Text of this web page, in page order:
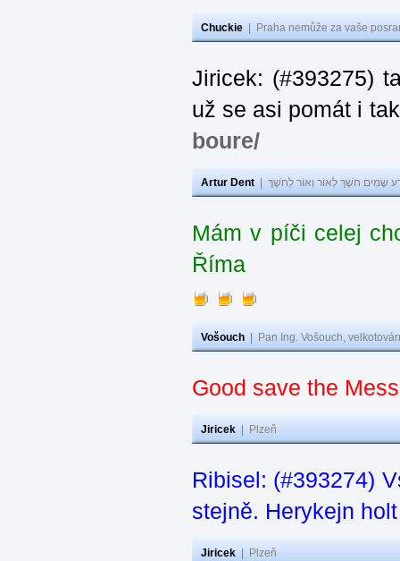
Chuckie Praha nemůže za vaše
Jiricek: (#393275)
už se asi pomát i
boure/
Artur Dent שָׂמִים חֹשֶׁךְ לְאוֹר וְאוֹר לְחֹשֶׁךְ
Mám v píči celej
Říma
Vošouch Pan Ing. Vošouch,
Good save the
Jiricek Plzeň
Ribisel: (#393274)
stejně. Herykejn
Jiricek Plzeň